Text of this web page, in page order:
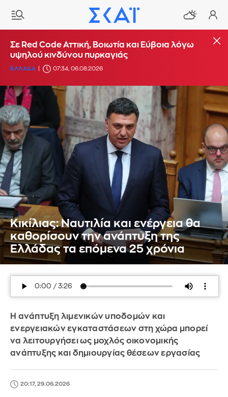
Σε Red Code Αττική, Βοιωτία και Εύβοια λόγω
υψηλού κινδύνου πυρκαγιάς
ΕΛΛΑΔΑ 07:34, 06.08.2026
Κικίλιας: Ναυτιλία και ενέργεια θα
καθορίσουν την ανάπτυξη της
Ελλάδας τα επόμενα 25 χρόνια
Η ανάπτυξη λιμενικών υποδομών και
ενεργειακών εγκαταστάσεων στη χώρα μπορεί
να λειτουργήσει ως μοχλός οικονομικής
ανάπτυξης και δημιουργίας θέσεων εργασίας
20:17, 29.06.2026